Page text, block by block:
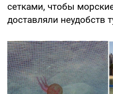
сетками, чтобы
доставляли неудобств